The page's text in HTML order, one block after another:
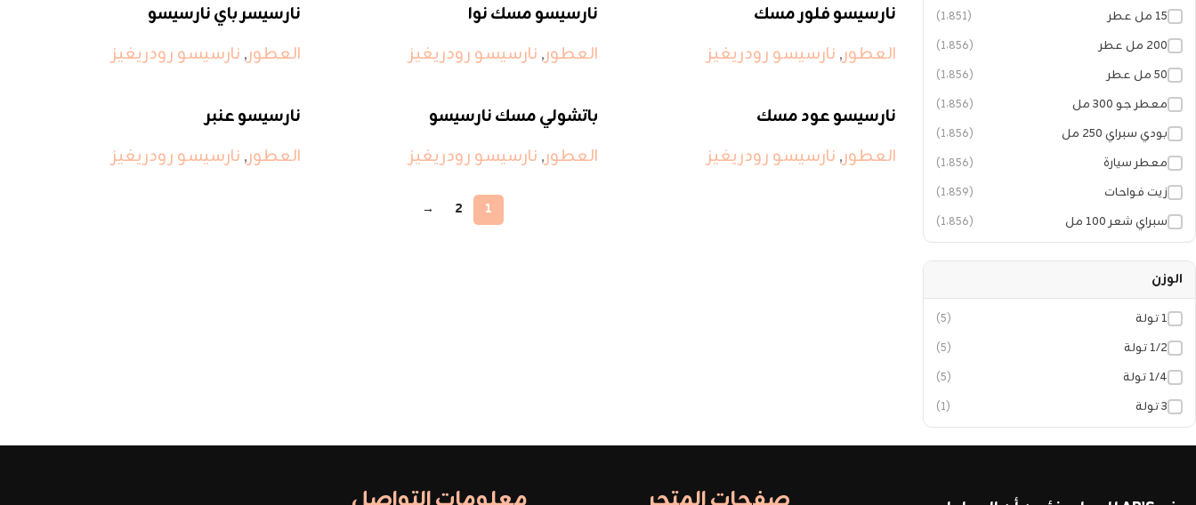
١٥ مل عطر (1٬851)
٢٠٠ مل عطر (1٬856)
٥٠ مل عطر (1٬856)
معطر جو ٣٠٠ مل (1٬856)
بودي سبراي ٢٥٠ مل (1٬856)
معطر سيارة (1٬856)
زيت فواحات (1٬859)
سبراي شعر ١٠٠ مل (1٬856)
الوزن
١ تولة (5)
١/٢ تولة (5)
١/٤ تولة (5)
٣ تولة (1)
نارسيسو فلور مسك
العطور, نارسيسو رودريغيز
نارسيسو مسك نوا
العطور, نارسيسو رودريغيز
نارسيسر باي نارسيسو
العطور, نارسيسو رودريغيز
نارسيسو عود مسك
العطور, نارسيسو رودريغيز
باتشولي مسك نارسيسو
العطور, نارسيسو رودريغيز
نارسيسو عنبر
العطور, نارسيسو رودريغيز
1
2
→